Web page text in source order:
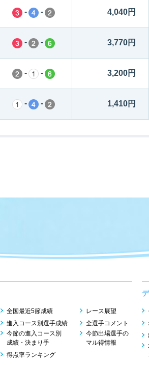
- - 4,040円
- - 3,770円
- - 3,200円
- - 1,410円
全国最近5節成績
進入コース別選手成績
今節の進入コース別
成績・決まり手
得点率ランキング
レース展望
全選手コメント
今節出場選手の
マル得情報